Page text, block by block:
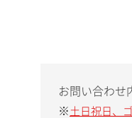
お問い合わせ
※ 土日祝日、